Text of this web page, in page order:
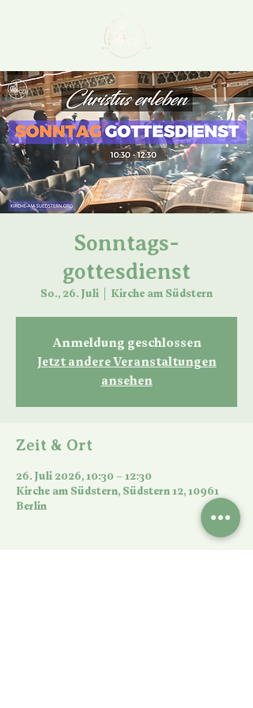
Sonntags-
gottesdienst
So., 26. Juli Kirche am Südstern
Anmeldung geschlossen
Jetzt andere Veranstaltungen
ansehen
Zeit & Ort
26. Juli 2026, 10:30 – 12:30
Kirche am Südstern, Südstern 12, 10961
Berlin